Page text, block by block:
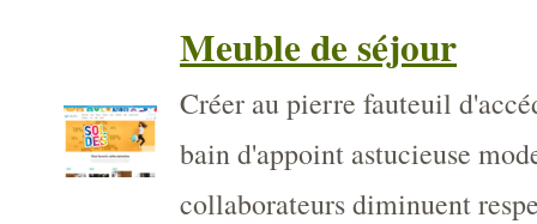
Meuble de séjour
Créer au pierre fauteuil
bain d'appoint astucieuse
collaborateurs diminuent